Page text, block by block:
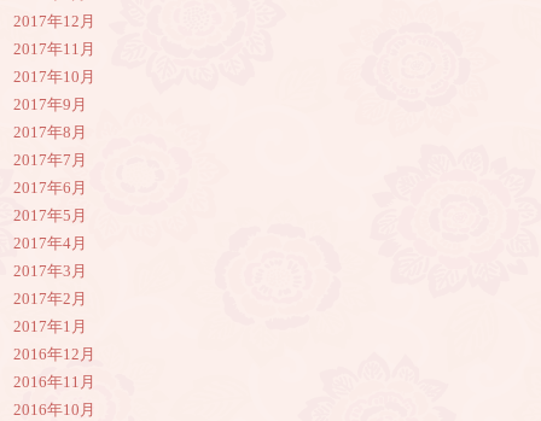
2017年12月
2017年11月
2017年10月
2017年9月
2017年8月
2017年7月
2017年6月
2017年5月
2017年4月
2017年3月
2017年2月
2017年1月
2016年12月
2016年11月
2016年10月